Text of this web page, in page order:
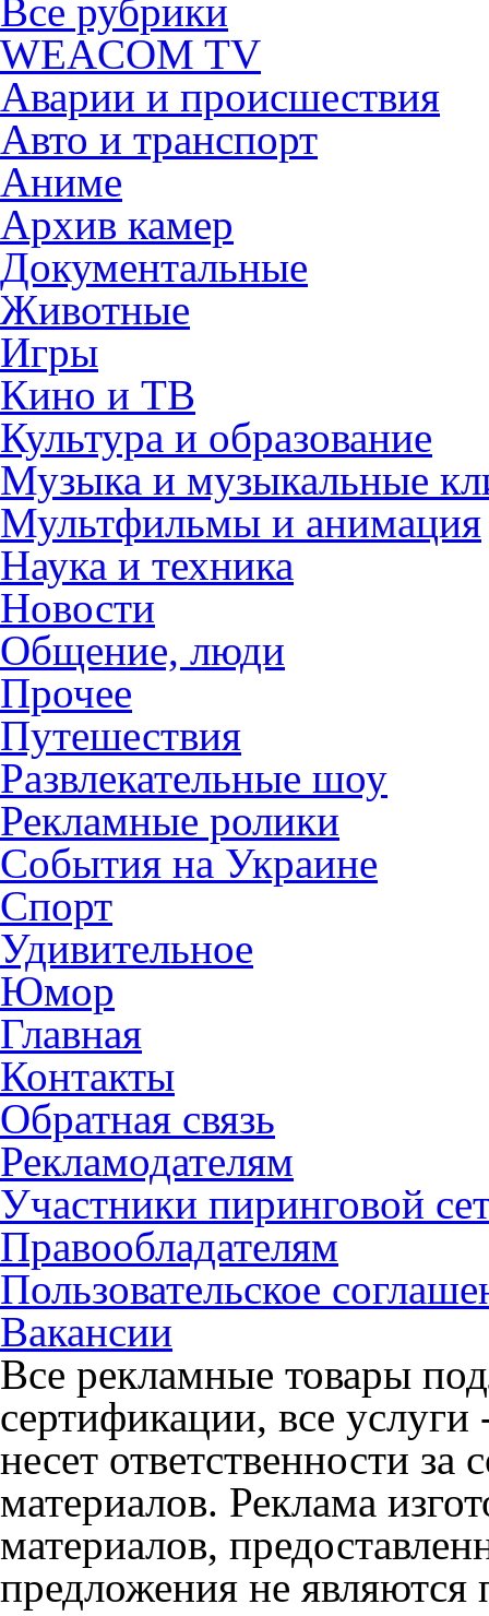
Все рубрики
WEACOM TV
Аварии и происшествия
Авто и транспорт
Аниме
Архив камер
Документальные
Животные
Игры
Кино и ТВ
Культура и образование
Музыка и музыкальные
Мультфильмы и анимация
Наука и техника
Новости
Общение, люди
Прочее
Путешествия
Развлекательные шоу
Рекламные ролики
События на Украине
Спорт
Удивительное
Юмор
Главная
Контакты
Обратная связь
Рекламодателям
Участники пиринговой
Правообладателям
Пользовательское
Вакансии
Все рекламные товары
сертификации, все
несет ответственности
материалов. Реклама
материалов,
предложения не